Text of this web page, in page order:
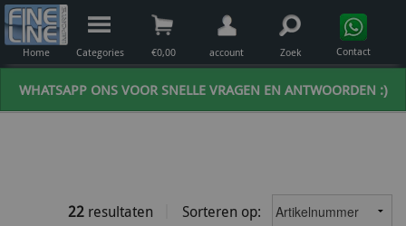
WHATSAPP ONS VOOR SNELLE VRAGEN EN ANTWOORDEN :)
Home Categories €0,00 account Zoek Contact
22 resultaten Sorteren op: